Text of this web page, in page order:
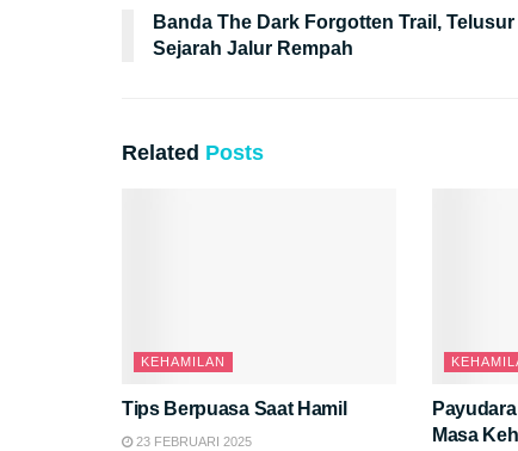
Banda The Dark Forgotten Trail, Telusur
Sejarah Jalur Rempah
Related Posts
KEHAMILAN
Tips Berpuasa Saat Hamil
23 FEBRUARI 2025
Masa